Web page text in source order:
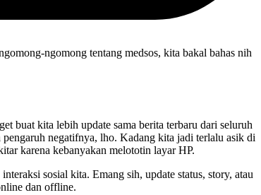
ngomong tentang medsos, kita bakal bahas nih
buat kita lebih update sama berita terbaru dari seluruh
negatifnya, lho. Kadang kita jadi terlalu asik di
karena kebanyakan melototin layar HP.
sosial kita. Emang sih, update status, story, atau
dan offline.